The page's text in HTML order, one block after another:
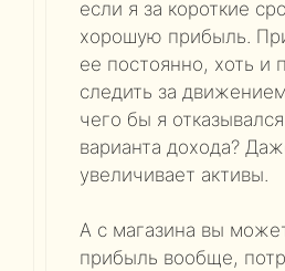
если я за короткие
хорошую прибыль.
ее постоянно, хоть и
следить за
чего бы я
варианта дохода?
увеличивает активы.
А с магазина вы
прибыль вообще,